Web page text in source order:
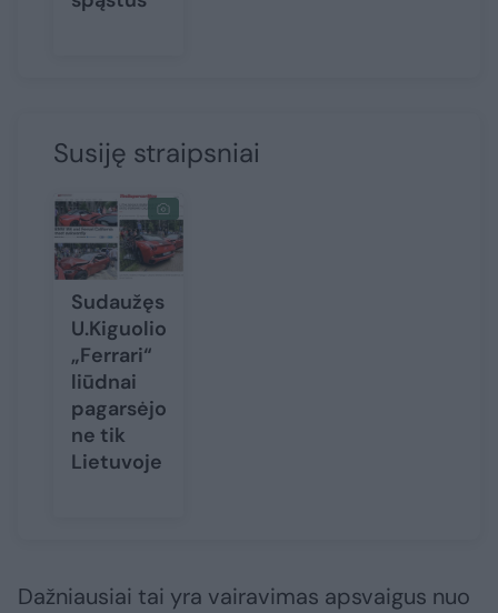
Susiję straipsniai
Sudaužęs
U.Kiguolio
„Ferrari“
liūdnai
pagarsėjo
ne tik
Lietuvoje
Dažniausiai tai yra vairavimas apsvaigus nuo